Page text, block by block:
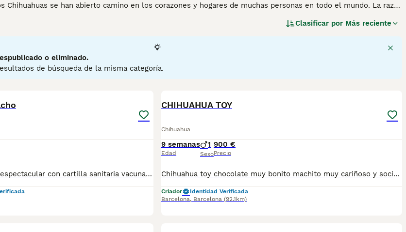
Chihuahuas se han abierto camino en los corazones y hogares de muchas personas en todo el mundo. La raza
de lo que realmente son. Una cosa que un Chihuahua no es es un perro faldero. Estos pequeños perros
sin importar lo que pase. También son personajes leales y cariñosos a los que nada les gusta más que
con sus dueños, por lo que los Chihuahuas no soportan estar solos durante largos periodos de tiempo.
de compra de Chihuahuapara obtener información sobre esta raza de perro.
Clasificar por Más reciente
o eliminado.
de búsqueda de la misma categoría.
Chihuahua Merle macho espectacular con cartilla sanitaria vacuna chip desparasitación con garantía víricas y congenitas
CHIHUAHUA TOY
Chihuahua
9 semanas
Edad
1
Sexo
900 €
Precio
Chihuahua toy chocolate muy bonito machito muy cariñoso y sociable se entrega vacunados desparasitados y cartilla sanitaria precio real escríbenos al WhatsApp 617885222
Criador
Identidad Verificada
Barcelona, Barcelona (92.1km)